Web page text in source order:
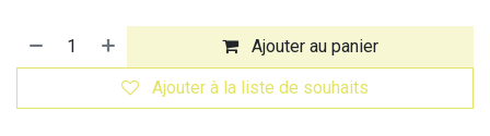
Ajouter au panier
Ajouter à la liste de souhaits